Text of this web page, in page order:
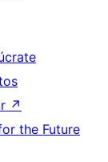
↗
the Future